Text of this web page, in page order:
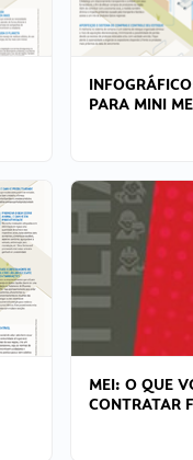
PARA MINI
MEI: O QUE
CONTRATAR